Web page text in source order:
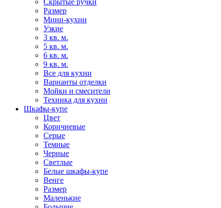
Скрытые ручки
Размер
Мини-кухни
Узкие
3 кв. м.
5 кв. м.
6 кв. м.
9 кв. м.
Все для кухни
Варианты отделки
Мойки и смесители
Техника для кухни
Шкафы-купе
Цвет
Коричневые
Серые
Темные
Черные
Светлые
Белые шкафы-купе
Венге
Размер
Маленькие